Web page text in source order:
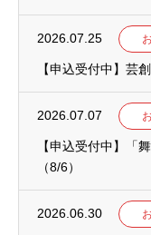
2026.07.25
【申込受付中】芸
2026.07.07
【申込受付中】「
（8/6）
2026.06.30